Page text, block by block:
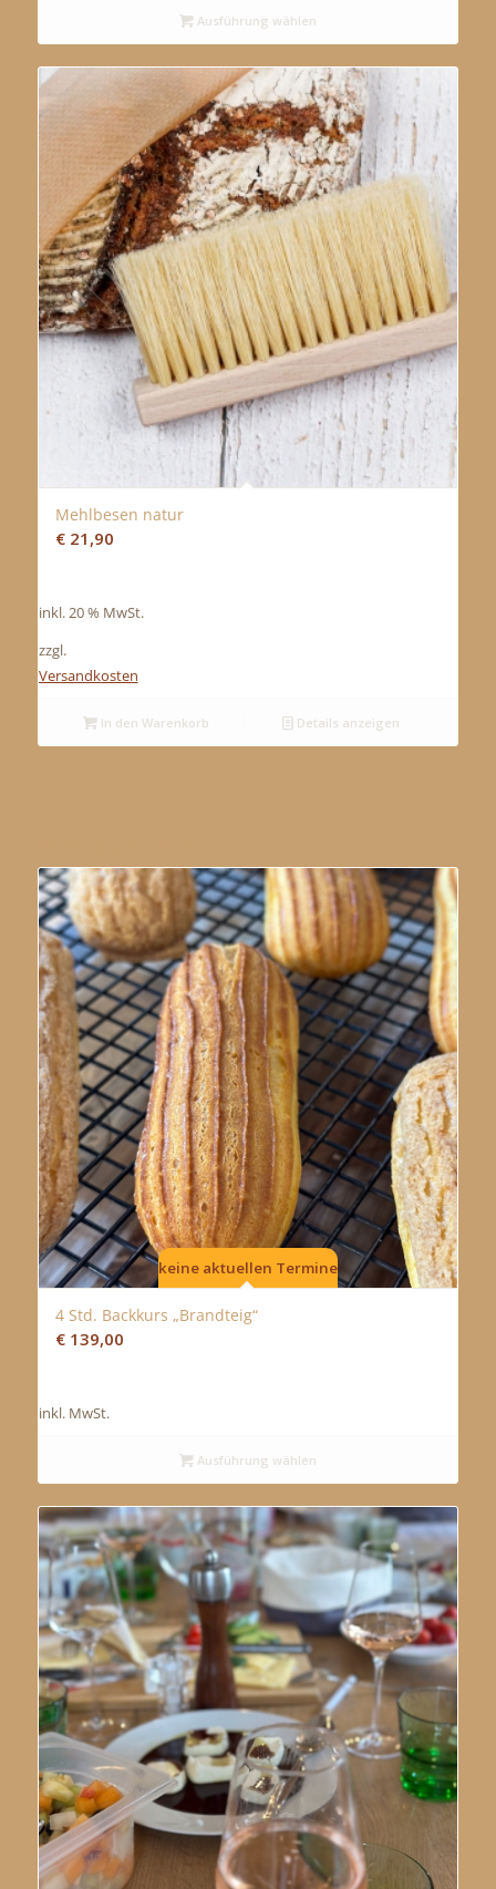
Ausführung wählen
Mehlbesen natur
€21,90
inkl. 20 % MwSt.
zzgl.
Versandkosten
In den Warenkorb Details anzeigen
keine aktuellen Termine
5.00
4 Std. Backkurs „Brandteig“
€139,00
inkl. MwSt.
Ausführung wählen